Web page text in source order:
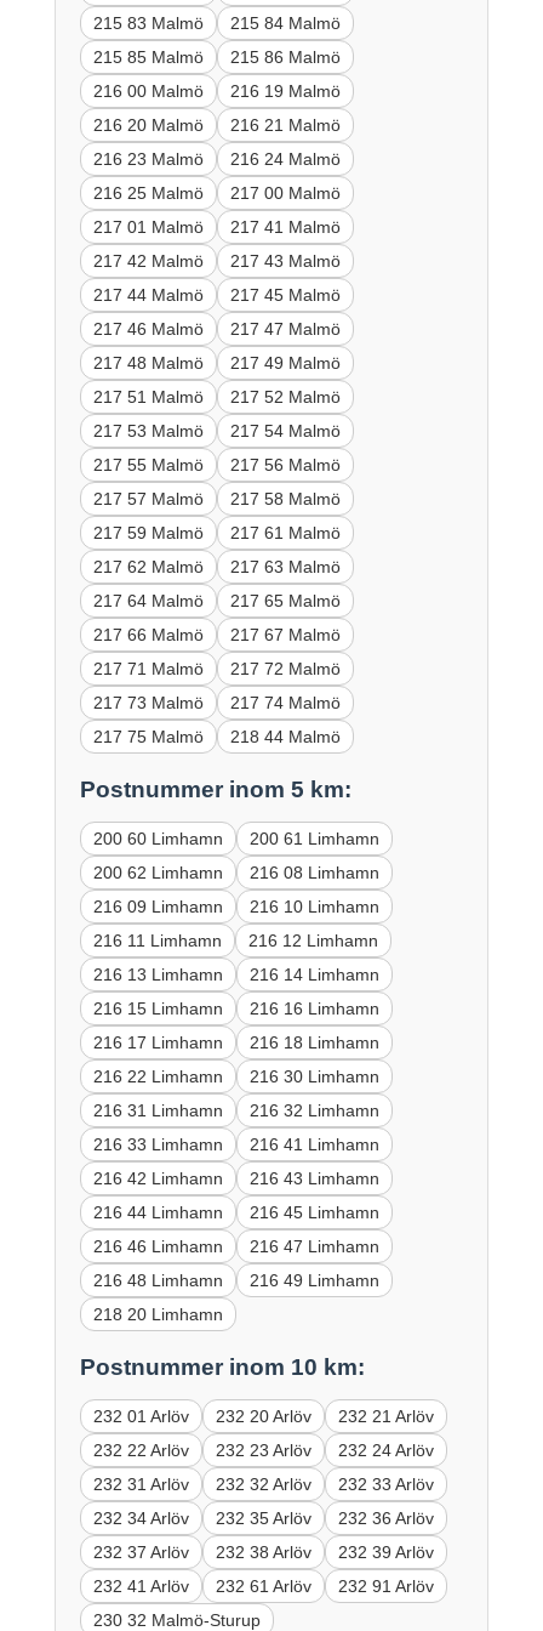
215 83 Malmö
215 84 Malmö
215 85 Malmö
215 86 Malmö
216 00 Malmö
216 19 Malmö
216 20 Malmö
216 21 Malmö
216 23 Malmö
216 24 Malmö
216 25 Malmö
217 00 Malmö
217 01 Malmö
217 41 Malmö
217 42 Malmö
217 43 Malmö
217 44 Malmö
217 45 Malmö
217 46 Malmö
217 47 Malmö
217 48 Malmö
217 49 Malmö
217 51 Malmö
217 52 Malmö
217 53 Malmö
217 54 Malmö
217 55 Malmö
217 56 Malmö
217 57 Malmö
217 58 Malmö
217 59 Malmö
217 61 Malmö
217 62 Malmö
217 63 Malmö
217 64 Malmö
217 65 Malmö
217 66 Malmö
217 67 Malmö
217 71 Malmö
217 72 Malmö
217 73 Malmö
217 74 Malmö
217 75 Malmö
218 44 Malmö
Postnummer inom 5 km:
200 60 Limhamn
200 61 Limhamn
200 62 Limhamn
216 08 Limhamn
216 09 Limhamn
216 10 Limhamn
216 11 Limhamn
216 12 Limhamn
216 13 Limhamn
216 14 Limhamn
216 15 Limhamn
216 16 Limhamn
216 17 Limhamn
216 18 Limhamn
216 22 Limhamn
216 30 Limhamn
216 31 Limhamn
216 32 Limhamn
216 33 Limhamn
216 41 Limhamn
216 42 Limhamn
216 43 Limhamn
216 44 Limhamn
216 45 Limhamn
216 46 Limhamn
216 47 Limhamn
216 48 Limhamn
216 49 Limhamn
218 20 Limhamn
Postnummer inom 10 km:
232 01 Arlöv 232 20 Arlöv
232 21 Arlöv
232 22 Arlöv
232 23 Arlöv
232 24 Arlöv
232 31 Arlöv
232 32 Arlöv
232 33 Arlöv
232 34 Arlöv
232 35 Arlöv
232 36 Arlöv
232 37 Arlöv
232 38 Arlöv
232 39 Arlöv
232 41 Arlöv
232 61 Arlöv
232 91 Arlöv
230 32 Malmö-Sturup